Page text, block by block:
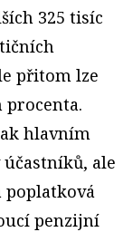
325 tisíc
přitom lze
procenta.
hlavním
ale
poplatková
penzijní